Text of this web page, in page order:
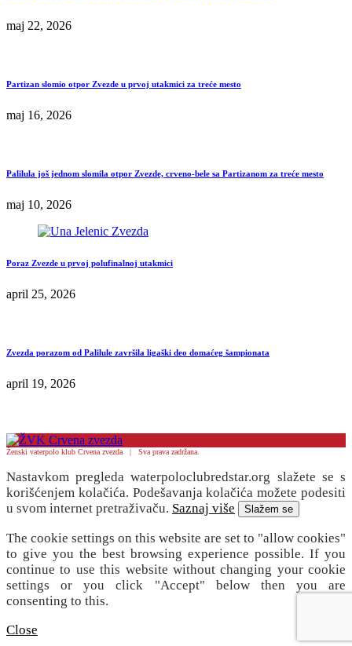
maj 22, 2026
Partizan slomio otpor Zvezde u prvoj utakmici za treće mesto
maj 16, 2026
Palilula još jednom slomila otpor Zvezde, crveno-bele sa Partizanom za treće mesto
maj 10, 2026
Poraz Zvezde u prvoj polufinalnoj utakmici
april 25, 2026
Zvezda porazom od Palilule završila ligaški deo domaćeg šampionata
april 19, 2026
Ženski vaterpolo klub Crvena zvezda | Sva prava zadržana.
Nastavkom pregleda waterpoloclubredstar.org slažete se s
korišćenjem kolačića. Podešavanja kolačića možete podesiti
u svom internet pretraživaču. Saznaj više Slažem se
The cookie settings on this website are set to "allow cookies"
to give you the best browsing experience possible. If you
continue to use this website without changing your cookie
settings or you click "Accept" below then you are
consenting to this.
Close